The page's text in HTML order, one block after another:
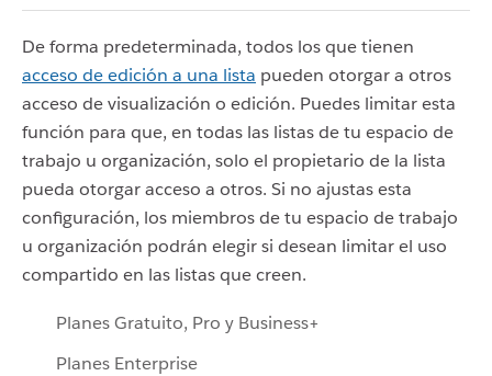
De forma predeterminada, todos los que tienen
acceso de edición a una lista pueden otorgar a otros
acceso de visualización o edición. Puedes limitar esta
función para que, en todas las listas de tu espacio de
trabajo u organización, solo el propietario de la lista
pueda otorgar acceso a otros. Si no ajustas esta
configuración, los miembros de tu espacio de trabajo
u organización podrán elegir si desean limitar el uso
compartido en las listas que creen.
Planes Gratuito, Pro y Business+
Planes Enterprise